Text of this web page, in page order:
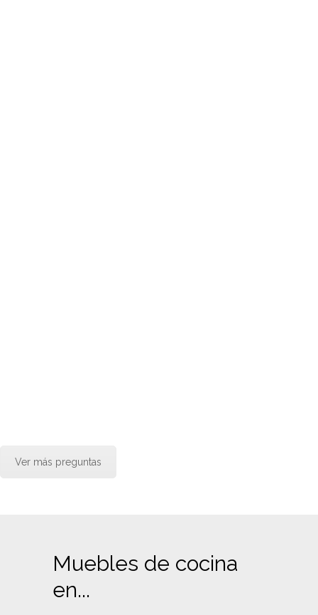
Ver más preguntas
Muebles de cocina
en...